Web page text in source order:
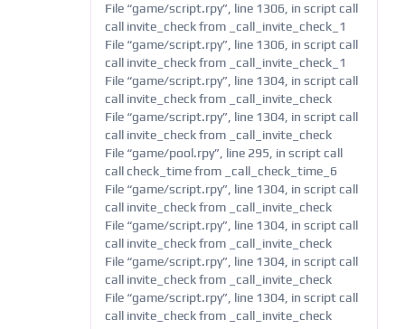
File “game/script.rpy”, line 1306, in script call
call invite_check from _call_invite_check_1
File “game/script.rpy”, line 1306, in script call
call invite_check from _call_invite_check_1
File “game/script.rpy”, line 1304, in script call
call invite_check from _call_invite_check
File “game/script.rpy”, line 1304, in script call
call invite_check from _call_invite_check
File “game/pool.rpy”, line 295, in script call
call check_time from _call_check_time_6
File “game/script.rpy”, line 1304, in script call
call invite_check from _call_invite_check
File “game/script.rpy”, line 1304, in script call
call invite_check from _call_invite_check
File “game/script.rpy”, line 1304, in script call
call invite_check from _call_invite_check
File “game/script.rpy”, line 1304, in script call
call invite_check from _call_invite_check